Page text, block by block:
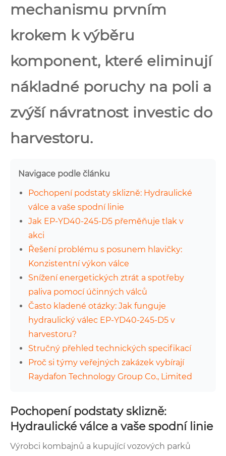
mechanismu prvním
krokem k výběru
komponent, které eliminují
nákladné poruchy na poli a
zvýší návratnost investic do
harvestoru.
Navigace podle článku
Pochopení podstaty sklizně: Hydraulické
válce a vaše spodní linie
Jak EP-YD40-245-D5 přeměňuje tlak v
akci
Řešení problému s posunem hlavičky:
Konzistentní výkon válce
Snížení energetických ztrát a spotřeby
paliva pomocí účinných válců
Často kladené otázky: Jak funguje
hydraulický válec EP-YD40-245-D5 v
harvestoru?
Stručný přehled technických specifikací
Proč si týmy veřejných zakázek vybírají
Raydafon Technology Group Co., Limited
Pochopení podstaty sklizně:
Hydraulické válce a vaše spodní linie
Výrobci kombajnů a kupující vozových parků